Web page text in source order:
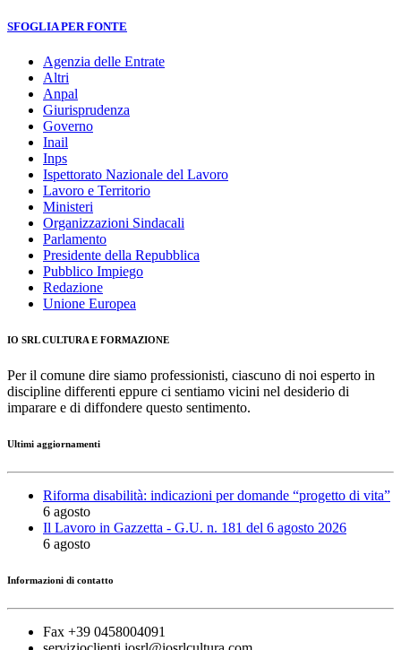
SFOGLIA PER FONTE
Agenzia delle Entrate
Altri
Anpal
Giurisprudenza
Governo
Inail
Inps
Ispettorato Nazionale del Lavoro
Lavoro e Territorio
Ministeri
Organizzazioni Sindacali
Parlamento
Presidente della Repubblica
Pubblico Impiego
Redazione
Unione Europea
IO SRL CULTURA E FORMAZIONE
Per il comune dire siamo professionisti, ciascuno di noi esperto in
discipline differenti eppure ci sentiamo vicini nel desiderio di
imparare e di diffondere questo sentimento.
Ultimi aggiornamenti
Riforma disabilità: indicazioni per domande “progetto di vita”
6 agosto
Il Lavoro in Gazzetta - G.U. n. 181 del 6 agosto 2026
6 agosto
Informazioni di contatto
Fax +39 0458004091